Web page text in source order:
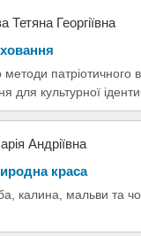
Георгіївна
патріотичного
культурної
Андріївна
краса
калина, мальви та